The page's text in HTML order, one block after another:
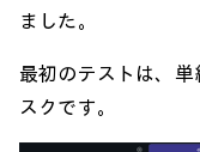
ました。
最初のテストは、
スクです。